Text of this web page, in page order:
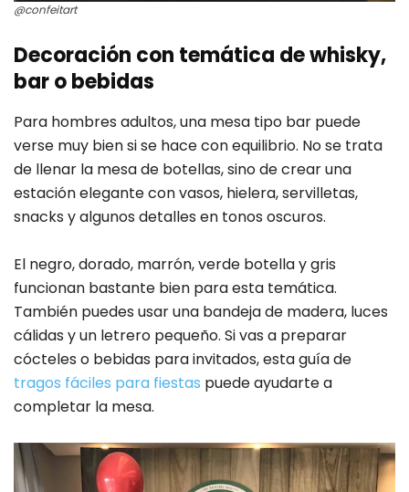
@confeitart
Decoración con temática de whisky,
bar o bebidas
Para hombres adultos, una mesa tipo bar puede
verse muy bien si se hace con equilibrio. No se trata
de llenar la mesa de botellas, sino de crear una
estación elegante con vasos, hielera, servilletas,
snacks y algunos detalles en tonos oscuros.
El negro, dorado, marrón, verde botella y gris
funcionan bastante bien para esta temática.
También puedes usar una bandeja de madera, luces
cálidas y un letrero pequeño. Si vas a preparar
cócteles o bebidas para invitados, esta guía de
tragos fáciles para fiestas puede ayudarte a
completar la mesa.